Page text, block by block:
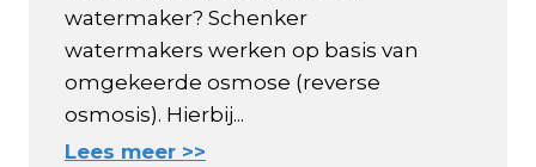
watermaker? Schenker
watermakers werken op basis van
omgekeerde osmose (reverse
osmosis). Hierbij...
Lees meer >>